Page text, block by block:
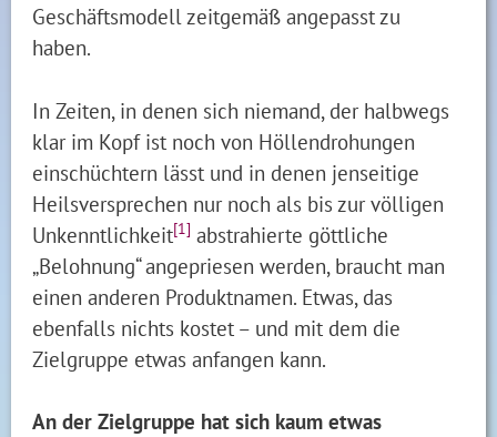
Geschäftsmodell zeitgemäß angepasst zu
haben.
In Zeiten, in denen sich niemand, der halbwegs
klar im Kopf ist noch von Höllendrohungen
einschüchtern lässt und in denen jenseitige
Heilsversprechen nur noch als bis zur völligen
Unkenntlichkeit[1] abstrahierte göttliche
„Belohnung“ angepriesen werden, braucht man
einen anderen Produktnamen. Etwas, das
ebenfalls nichts kostet – und mit dem die
Zielgruppe etwas anfangen kann.
An der Zielgruppe hat sich kaum etwas